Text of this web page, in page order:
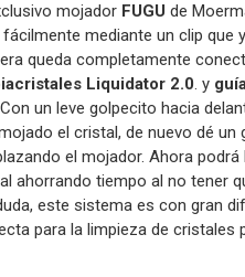
mojador FUGU de
mediante un clip que
queda completamente
Liquidator 2.0. y
un leve golpecito hacia
el cristal, de nuevo dé un
el mojador. Ahora
ahorrando tiempo al no tener
este sistema es con gran
para la limpieza de cristales